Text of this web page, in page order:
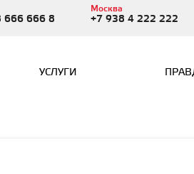
666 666 8
Москва
+7 938 4 222 222
УСЛУГИ